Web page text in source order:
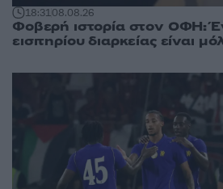
18:3108.08.26
Φοβερή ιστορία στον ΟΦΗ:
εισιτηρίου διαρκείας είναι